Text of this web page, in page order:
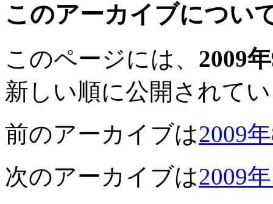
このアーカイブについ
このページには、 2009
新しい順に公開されて
前のアーカイブは2009
次のアーカイブは2009